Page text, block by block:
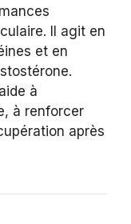
Il agit en
et en
à
à renforcer
après